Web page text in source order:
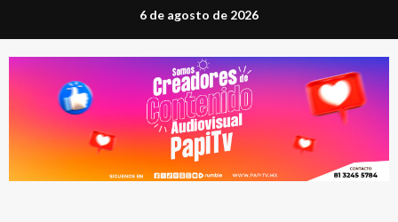
al
contenido
6 de agosto de 2026